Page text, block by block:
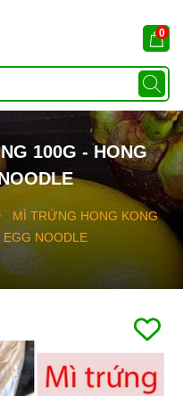
0
100G - HONG
MÌ TRỨNG HONG KONG
NOODLE